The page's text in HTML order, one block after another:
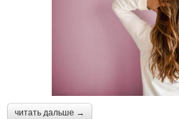
читать дальше →